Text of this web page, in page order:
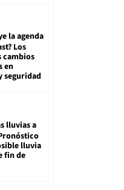
la agenda
Los
cambios
en
seguridad
lluvias a
lluvia
fin de